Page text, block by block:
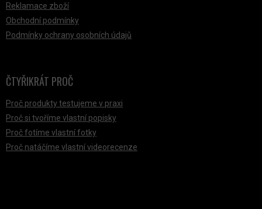
Reklamace zboží
Obchodní podmínky
Podmínky ochrany osobních údajů
ČTYŘIKRÁT PROČ
Proč produkty testujeme v praxi
Proč si tvoříme vlastní popisky
Proč fotíme vlastní fotky
Proč natáčíme vlastní videorecenze